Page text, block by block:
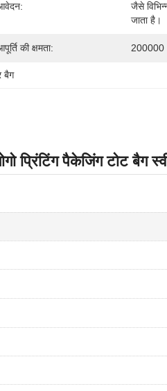
जैसे
जाता है।
की क्षमता: 200000
बैग
प्रिंटिंग पैकेजिंग टोट बैग